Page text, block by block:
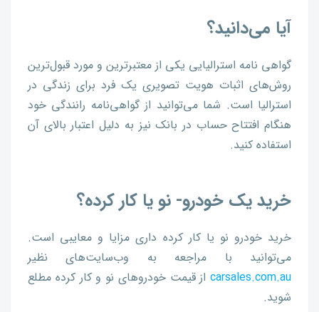
آیا می‌دانید؟
گواهی نامه استرالیایی یکی از معتبرترین و مورد قبول‌ترین
روش‌های اثبات هویت تصویری یک فرد برای زندگی در
استرالیا است. شما می‌توانید از گواهی‌نامه رانندگی خود
هنگام افتتاح حساب در بانک نیز به دلیل اعتبار بالای آن
استفاده کنید.
خرید یک خودرو- نو یا کار کرده؟
خرید خودرو نو یا کار کرده داری مزایا و معایبی است.
می‌توانید با مراجعه به وب‌سایت‌های نظیر
carsales.com.au از قیمت خودروهای نو و کار کرده مطلع
شوید.